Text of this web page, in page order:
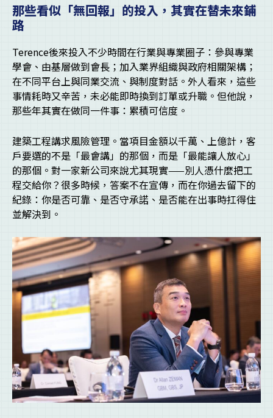
那些看似「無回報」的投入，其實在替未來鋪
路
Terence後來投入不少時間在行業與專業圈子：參與專業
學會、由基層做到會長；加入業界組織與政府相關架構；
在不同平台上與同業交流、與制度對話。外人看來，這些
事情耗時又辛苦，未必能即時換到訂單或升職。但他說，
那些年其實在做同一件事：累積可信度。
建築工程講求風險管理。當項目金額以千萬、上億計，客
戶要選的不是「最會講」的那個，而是「最能讓人放心」
的那個。對一家新公司來說尤其現實——別人憑什麼把工
程交給你？很多時候，答案不在宣傳，而在你過去留下的
紀錄：你是否可靠、是否守承諾、是否能在出事時扛得住
並解決到。